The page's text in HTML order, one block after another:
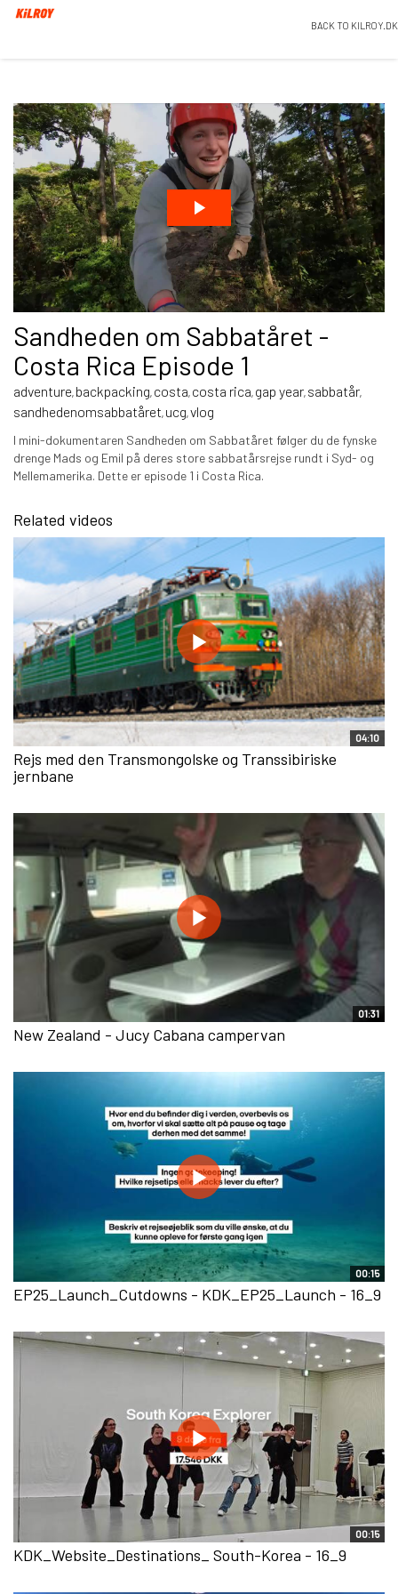
BACK TO KILROY.DK
Sandheden om Sabbatåret -
Costa Rica Episode 1
adventure, backpacking, costa, costa rica, gap year, sabbatår,
sandhedenomsabbatåret, ucg,vlog
I mini-dokumentaren Sandheden om Sabbatåret følger du de fynske
drenge Mads og Emil på deres store sabbatårsrejse rundt i Syd- og
Mellemamerika. Dette er episode 1 i Costa Rica.
Related videos
04:10
Rejs med den Transmongolske og Transsibiriske
jernbane
01:31
New Zealand - Jucy Cabana campervan
00:15
EP25_Launch_Cutdowns - KDK_EP25_Launch - 16_9
00:15
KDK_Website_Destinations_ South-Korea - 16_9